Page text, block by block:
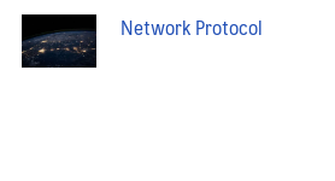
Network Protocol